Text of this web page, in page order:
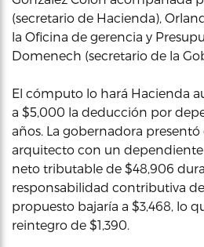
(secretario de Hacienda),
la Oficina de gerencia y
Domenech (secretario de la
El cómputo lo hará Hacienda
a $5,000 la deducción por
años. La gobernadora
arquitecto con un
neto tributable de $48,906
responsabilidad contributiva
propuesto bajaría a $3,468, lo
reintegro de $1,390.